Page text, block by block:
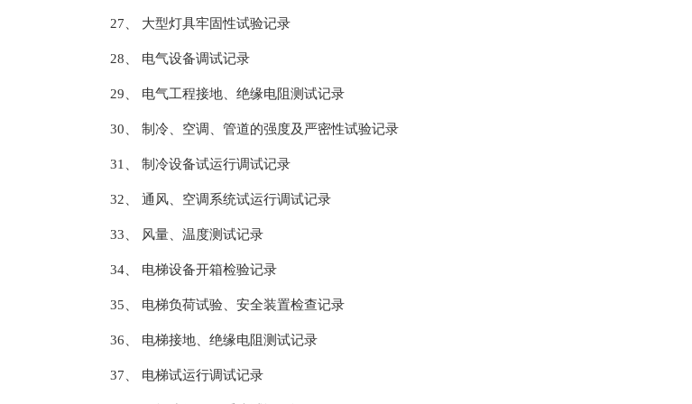
27、 大型灯具牢固性试验记录
28、 电气设备调试记录
29、 电气工程接地、绝缘电阻测试记录
30、 制冷、空调、管道的强度及严密性试验记录
31、 制冷设备试运行调试记录
32、 通风、空调系统试运行调试记录
33、 风量、温度测试记录
34、 电梯设备开箱检验记录
35、 电梯负荷试验、安全装置检查记录
36、 电梯接地、绝缘电阻测试记录
37、 电梯试运行调试记录